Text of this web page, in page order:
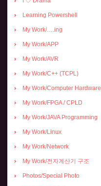
Learning Powershell
My Work/….ing
My Work/APP
My Work/AVR
My Work/C++ (TCPL)
My Work/Computer Hardware
My Work/FPGA / CPLD
My Work/JAVA Programming
My Work/Linux
My Work/Network
My Work/전자계산기 구조
Photos/Special Photo